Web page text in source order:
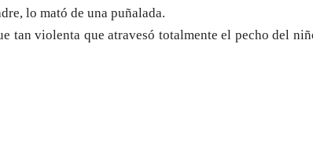
lo mató de una puñalada.
tan violenta que atravesó totalmente el pecho del